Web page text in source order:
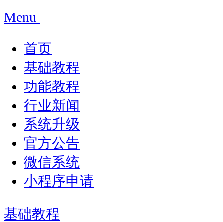
Menu
首页
基础教程
功能教程
行业新闻
系统升级
官方公告
微信系统
小程序申请
基础教程